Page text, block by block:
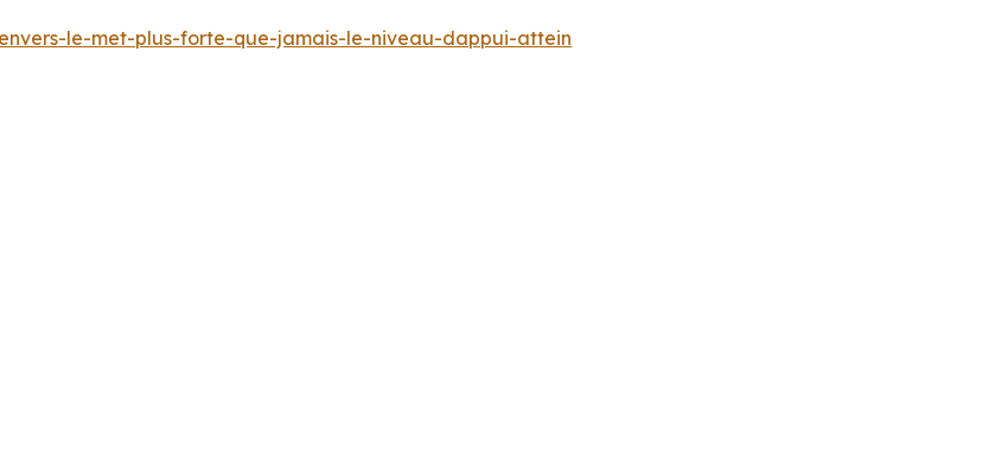
le-met-plus-forte-que-jamais-le-niveau-dappui-attein